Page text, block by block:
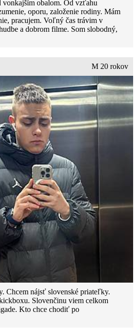
vonkajším obalom. Od vzťahu
oporu, založenie rodiny. Mám
pracujem. Voľný čas trávim v
a dobrom filme. Som slobodný,
M 20 rokov
Chcem nájsť slovenské priateľky.
Slovenčinu viem celkom
Kto chce chodiť po